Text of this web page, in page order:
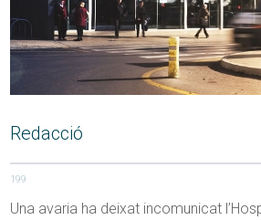
Redacció
199
Una avaria ha deixat incomunicat